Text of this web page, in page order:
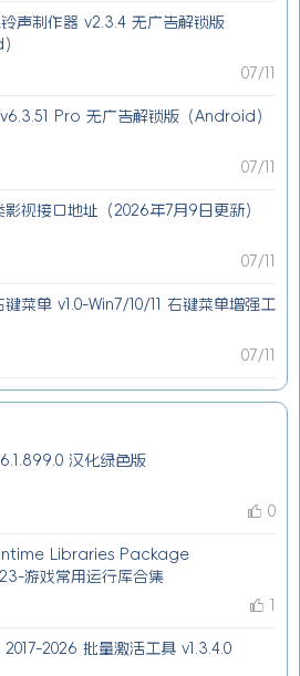
声制作器 v2.3.4 无广告解锁版
07/11
Pro 无广告解锁版（Android）
07/11
影视接口地址（2026年7月9日更新）
07/11
键菜单 v1.0-Win7/10/11 右键菜单增强工
07/11
汉化绿色版
0
Libraries Package
游戏常用运行库合集
1
2026 批量激活工具 v1.3.4.0